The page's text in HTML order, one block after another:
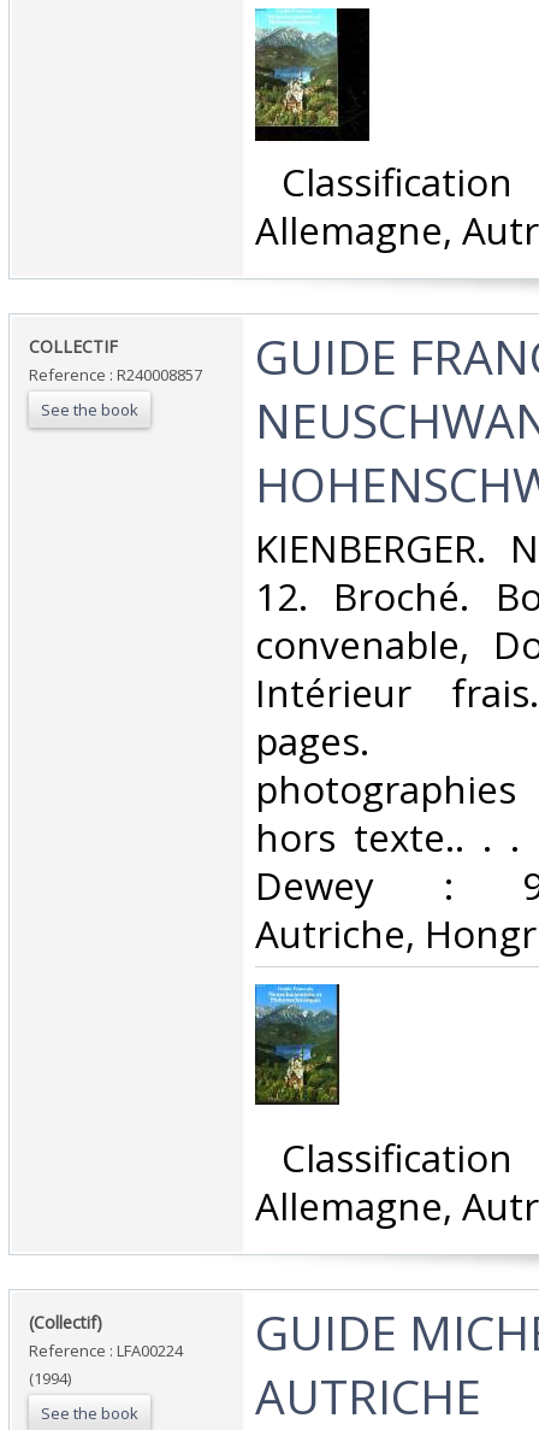
Allemagne,
‎COLLECTIF‎
Reference : R240008857
See the book
‎GUIDE
‎KIENBERGER.
12. Broché.
convenable,
Intérieur
pages.
hors texte.. . .
Dewey :
Autriche,
Allemagne,
‎(Collectif)‎
Reference : LFA00224
(1994)
See the book
‎GUIDE
AUTRICHE‎